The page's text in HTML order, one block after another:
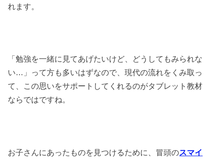
れます。
「勉強を一緒に見てあげたいけど、どうしてもみられな
い…」って方も多いはずなので、現代の流れをくみ取っ
て、この思いをサポートしてくれるのがタブレット教材
ならではですね。
お子さんにあったものを見つけるために、冒頭のスマイ